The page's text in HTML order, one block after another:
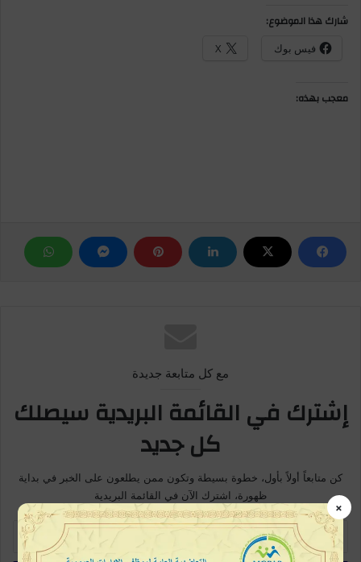
شارك هذا الموضوع:
فيس بوك X
معجب بهذه:
مع كل متابعة جديدة
إشترك في القائمة البريدية سيصلك
كل جديد
كن متابعاً أولاً بأول، خطوة بسيطة وتكون ممن يطلعون على الخبر في بداية
ظهورة، اشترك الآن في القائمة البريدية
×